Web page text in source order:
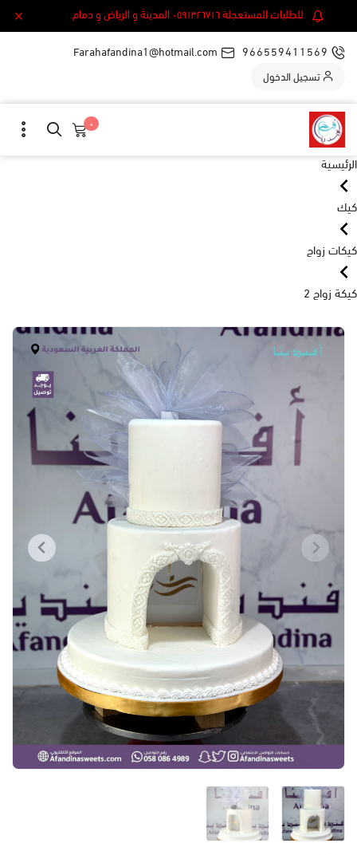
للطلبات المستعجلة ٠٥٩١٣٢٦٧١٦ المدينة و الرياض و دمام.
966559411569
Farahafandina1@hotmail.com
تسجيل الدخول
٠
الرئيسية
كيك
كيكات زواج
كيكة زواج 2